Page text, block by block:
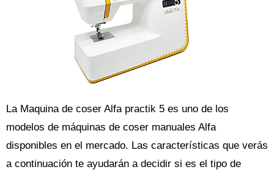
La Maquina de coser Alfa practik 5 es uno de los
modelos de máquinas de coser manuales Alfa
disponibles en el mercado. Las características que verás
a continuación te ayudarán a decidir si es el tipo de